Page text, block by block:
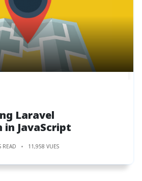
Laravel
in JavaScript
READ 11,958 VUES